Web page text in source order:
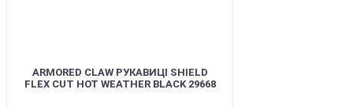
ARMORED CLAW РУКАВИЦІ SHIELD
FLEX CUT HOT WEATHER BLACK 29668